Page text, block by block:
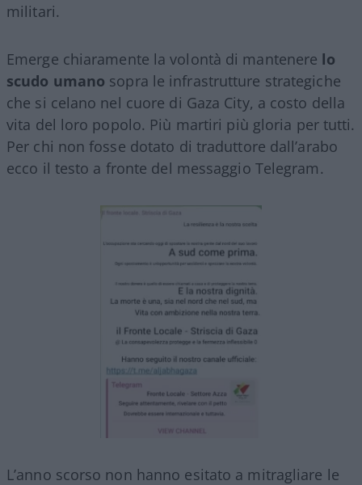
militari.
Emerge chiaramente la volontà di mantenere lo
scudo umano sopra le infrastrutture strategiche
che si celano nel cuore di Gaza City, a costo della
vita del loro popolo. Più martiri più gloria per tutti.
Per chi non fosse dotato di traduttore dall’arabo
ecco il testo a fronte del messaggio Telegram.
L’anno scorso non hanno esitato a mitragliare le